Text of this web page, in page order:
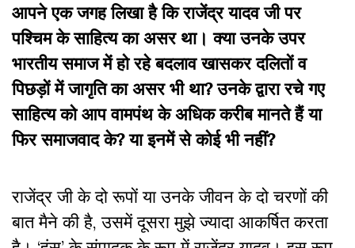
आपने एक जगह लिखा है कि राजेंद्र यादव जी पर
पश्चिम के साहित्य का असर था। क्या उनके उपर
भारतीय समाज में हो रहे बदलाव खासकर दलितों व
पिछड़ों में जागृति का असर भी था? उनके द्वारा रचे गए
साहित्य को आप वामपंथ के अधिक करीब मानते हैं या
फिर समाजवाद के? या इनमें से कोई भी नहीं?
राजेंद्र जी के दो रूपों या उनके जीवन के दो चरणों की
बात मैने की है, उसमें दूसरा मुझे ज्यादा आकर्षित करता